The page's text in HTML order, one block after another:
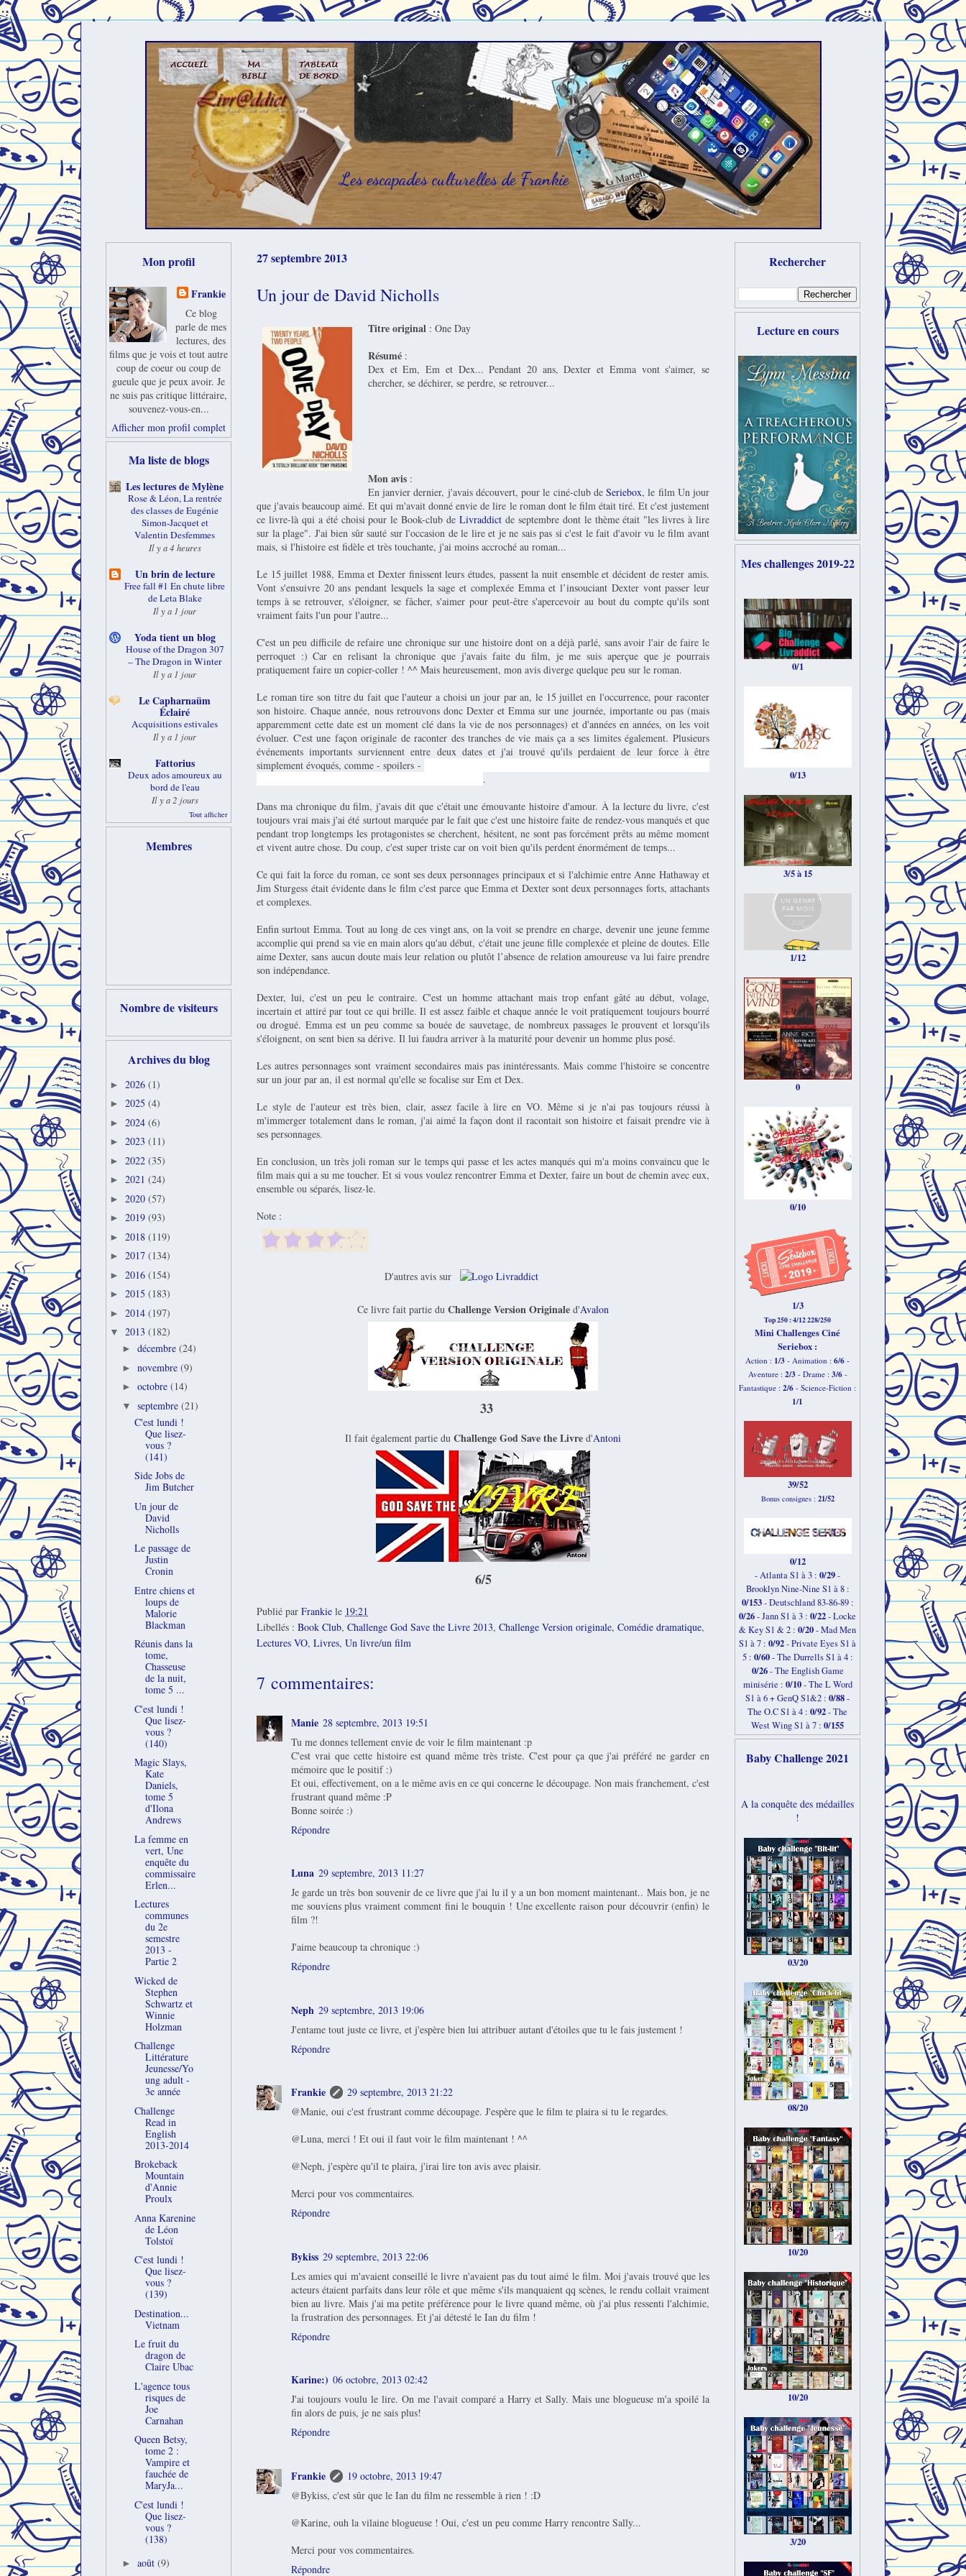
Les escapades culturelles de Frankie
27 septembre 2013
Un jour de David Nicholls
Titre original : One Day
Résumé :
Dex et Em, Em et Dex... Pendant 20 ans, Dexter et Emma vont s'aimer, se
chercher, se déchirer, se perdre, se retrouver...
Mon avis :
En janvier dernier, j'avais découvert, pour le ciné-club deSeriebox, le film Un jour
que j'avais beaucoup aimé. Et qui m'avait donné envie de lire le roman dont le film était tiré. Et c'est justement
ce livre-là qui a été choisi pour le Book-club de Livraddict de septembre dont le thème était "les livres à lire
sur la plage". J'ai bien sûr sauté sur l'occasion de le lire et je ne sais pas si c'est le fait d'avoir vu le film avant
mais, si l'histoire est fidèle et très touchante, j'ai moins accroché au roman...
Le 15 juillet 1988, Emma et Dexter finissent leurs études, passent la nuit ensemble et décident de rester amis.
Vont s'ensuivre 20 ans pendant lesquels la sage et complexée Emma et l’insouciant Dexter vont passer leur
temps à se retrouver, s'éloigner, se fâcher, s'aimer pour peut-être s'apercevoir au bout du compte qu'ils sont
vraiment faits l'un pour l'autre...
C'est un peu difficile de refaire une chronique sur une histoire dont on a déjà parlé, sans avoir l'air de faire le
perroquet :) Car en relisant la chronique que j'avais faite du film, je me suis aperçue que je pourrais
pratiquement faire un copier-coller ! ^^ Mais heureusement, mon avis diverge quelque peu sur le roman.
Le roman tire son titre du fait que l'auteur a choisi un jour par an, le 15 juillet en l'occurrence, pour raconter
son histoire. Chaque année, nous retrouvons donc Dexter et Emma sur une journée, importante ou pas (mais
apparemment cette date est un moment clé dans la vie de nos personnages) et d'années en années, on les voit
évoluer. C'est une façon originale de raconter des tranches de vie mais ça a ses limites également. Plusieurs
événements importants surviennent entre deux dates et j'ai trouvé qu'ils perdaient de leur force à être
simplement évoqués, comme - spoilers -
.
Dans ma chronique du film, j'avais dit que c'était une émouvante histoire d'amour. À la lecture du livre, c'est
toujours vrai mais j'ai été surtout marquée par le fait que c'est une histoire faite de rendez-vous manqués et que
pendant trop longtemps les protagonistes se cherchent, hésitent, ne sont pas forcément prêts au même moment
et vivent autre chose. Du coup, c'est super triste car on voit bien qu'ils perdent énormément de temps...
Ce qui fait la force du roman, ce sont ses deux personnages principaux et si l'alchimie entre Anne Hathaway et
Jim Sturgess était évidente dans le film c'est parce que Emma et Dexter sont deux personnages forts, attachants
et complexes.
Enfin surtout Emma. Tout au long de ces vingt ans, on la voit se prendre en charge, devenir une jeune femme
accomplie qui prend sa vie en main alors qu'au début, c'était une jeune fille complexée et pleine de doutes. Elle
aime Dexter, sans aucun doute mais leur relation ou plutôt l’absence de relation amoureuse va lui faire prendre
son indépendance.
Dexter, lui, c'est un peu le contraire. C'est un homme attachant mais trop enfant gâté au début, volage,
incertain et attiré par tout ce qui brille. Il est assez faible et chaque année le voit pratiquement toujours bourré
ou drogué. Emma est un peu comme sa bouée de sauvetage, de nombreux passages le prouvent et lorsqu'ils
s'éloignent, on sent bien sa dérive. Il lui faudra arriver à la maturité pour devenir un homme plus posé.
Les autres personnages sont vraiment secondaires mais pas inintéressants. Mais comme l'histoire se concentre
sur un jour par an, il est normal qu'elle se focalise sur Em et Dex.
Le style de l'auteur est très bien, clair, assez facile à lire en VO. Même si je n'ai pas toujours réussi à
m'immerger totalement dans le roman, j'ai aimé la façon dont il racontait son histoire et faisait prendre vie à
ses personnages.
En conclusion, un très joli roman sur le temps qui passe et les actes manqués qui m'a moins convaincu que le
film mais qui a su me toucher. Et si vous voulez rencontrer Emma et Dexter, faire un bout de chemin avec eux,
ensemble ou séparés, lisez-le.
Note :
D'autres avis sur
Ce livre fait partie du Challenge Version Originale d'Avalon
33
Il fait également partie du Challenge God Save the Livre d'Antoni
6/5
Publié par Frankie le 19:21
Libellés : Book Club, Challenge God Save the Livre 2013, Challenge Version originale, Comédie dramatique,
Lectures VO, Livres, Un livre/un film
7 commentaires:
Manie 28 septembre, 2013 19:51
Tu me donnes tellement envie de voir le film maintenant :p
C'est vrai que cette histoire est quand même très triste. C'est pour ça que j'ai préféré ne garder en
mémoire que le positif :)
Et oui, effectivement, on a le même avis en ce qui concerne le découpage. Non mais franchement, c'est
frustrant quand même :P
Bonne soirée :)
Répondre
Luna 29 septembre, 2013 11:27
Je garde un très bon souvenir de ce livre que j'ai lu il y a un bon moment maintenant.. Mais bon, je ne
me souviens plus vraiment comment fini le bouquin ! Une excellente raison pour découvrir (enfin) le
film ?!
J'aime beaucoup ta chronique :)
Répondre
Neph 29 septembre, 2013 19:06
J'entame tout juste ce livre, et j'espère bien lui attribuer autant d'étoiles que tu le fais justement !
Répondre
Frankie
29 septembre, 2013 21:22
@Manie, oui c'est frustrant comme découpage. J'espère que le film te plaira si tu le regardes.
@Luna, merci ! Et oui il faut voir le film maintenant ! ^^
@Neph, j'espère qu'il te plaira, j'irai lire ton avis avec plaisir.
Merci pour vos commentaires.
Répondre
Bykiss 29 septembre, 2013 22:06
Les amies qui m'avaient conseillé le livre n'avaient pas du tout aimé le film. Moi j'avais trouvé que les
acteurs étaient parfaits dans leur rôle et que même s'ils manquaient qq scènes, le rendu collait vraiment
bien au livre. Mais j'ai ma petite préférence pour le livre quand même, où j'ai plus ressenti l'alchimie,
la frustration des personnages. Et j'ai détesté le Ian du film !
Répondre
Karine:) 06 octobre, 2013 02:42
J'ai toujours voulu le lire. On me l'avait comparé a Harry et Sally. Mais une blogueuse m'a spoilé la
fin alors de puis, je ne sais plus!
Répondre
Frankie
19 octobre, 2013 19:47
@Bykiss, c'est sûr que le Ian du film ne ressemble à rien ! :D
@Karine, ouh la vilaine blogueuse ! Oui, c'est un peu comme Harry rencontre Sally...
Merci pour vos commentaires.
Répondre
Mon profil
Frankie
Ce blog
parle de mes
lectures, des
films que je vois et tout autre
coup de coeur ou coup de
gueule que je peux avoir. Je
ne suis pas critique littéraire,
souvenez-vous-en...
Afficher mon profil complet
Ma liste de blogs
Les lectures de Mylène
Rose & Léon, La rentrée
des classes de Eugénie
Simon-Jacquet et
Valentin Desfemmes
Il y a 4 heures
Un brin de lecture
Free fall #1 En chute libre
de Leta Blake
Il y a 1 jour
Yoda tient un blog
House of the Dragon 307
– The Dragon in Winter
Il y a 1 jour
Le Capharnaüm
Éclairé
Acquisitions estivales
Il y a 1 jour
Fattorius
Deux ados amoureux au
bord de l'eau
Il y a 2 jours
Tout afficher
Membres
Nombre de visiteurs
Archives du blog
► 2026 (1)
► 2025 (4)
► 2024 (6)
► 2023 (11)
► 2022 (35)
► 2021 (24)
► 2020 (57)
► 2019 (93)
► 2018 (119)
► 2017 (134)
► 2016 (154)
► 2015 (183)
► 2014 (197)
▼ 2013 (182)
► décembre (24)
► novembre (9)
► octobre (14)
▼ septembre (21)
C'est lundi !
Que lisez-
vous ?
(141)
Side Jobs de
Jim Butcher
Un jour de
David
Nicholls
Le passage de
Justin
Cronin
Entre chiens et
loups de
Malorie
Blackman
Réunis dans la
tome,
Chasseuse
de la nuit,
tome 5 ...
C'est lundi !
Que lisez-
vous ?
(140)
Magic Slays,
Kate
Daniels,
tome 5
d'Ilona
Andrews
La femme en
vert, Une
enquête du
commissaire
Erlen...
Lectures
communes
du 2e
semestre
2013 -
Partie 2
Wicked de
Stephen
Schwartz et
Winnie
Holzman
Challenge
Littérature
Jeunesse/Yo
ung adult -
3e année
Challenge
Read in
English
2013-2014
Brokeback
Mountain
d'Annie
Proulx
Anna Karenine
de Léon
Tolstoï
C'est lundi !
Que lisez-
vous ?
(139)
Destination...
Vietnam
Le fruit du
dragon de
Claire Ubac
L'agence tous
risques de
Joe
Carnahan
Queen Betsy,
tome 2 :
Vampire et
fauchée de
MaryJa...
C'est lundi !
Que lisez-
vous ?
(138)
► août (9)
Rechercher
Lecture en cours
Mes challenges 2019-22
0/1
0/13
3/5 à 15
1/12
0
0/10
1/3
Top 250 : 4/12 228/250
Mini Challenges Ciné
Seriebox :
Action : 1/3 - Animation : 6/6 -
Aventure : 2/3- Drame : 3/6-
Fantastique : 2/6 - Science-Fiction :
1/1
39/52
Bonus consignes : 21/52
0/12
- Atlanta S1 à 3 : 0/29-
Brooklyn Nine-Nine S1 à 8 :
0/153- Deutschland 83-86-89 :
0/26-Jann S1 à 3 : 0/22- Locke
& Key S1 & 2 : 0/20- Mad Men
S1 à 7 : 0/92- Private Eyes S1 à
5 : 0/60- The Durrells S1 à 4 :
0/26- The English Game
minisérie : 0/10- The L Word
S1 à 6 + GenQ S1&2 : 0/88-
The O.C S1 à 4 : 0/92- The
West Wing S1 à 7 : 0/155
Baby Challenge 2021
A la conquête des médailles
!
03/20
08/20
10/20
10/20
3/20